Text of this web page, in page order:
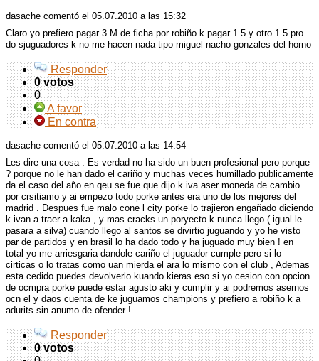
dasache comentó el 05.07.2010 a las 15:32
Claro yo prefiero pagar 3 M de ficha por robiño k pagar 1.5 y otro 1.5 pro
do sjuguadores k no me hacen nada tipo miguel nacho gonzales del horno
Responder
0 votos
0
A favor
En contra
dasache comentó el 05.07.2010 a las 14:54
Les dire una cosa . Es verdad no ha sido un buen profesional pero porque
? porque no le han dado el cariño y muchas veces humillado publicamente
da el caso del año en qeu se fue que dijo k iva aser moneda de cambio
por crsitiamo y ai empezo todo porke antes era uno de los mejores del
madrid . Despues fue malo cone l city porke lo trajieron engañado diciendo
k ivan a traer a kaka , y mas cracks un poryecto k nunca llego ( igual le
pasara a silva) cuando llego al santos se divirtio juguando y yo he visto
par de partidos y en brasil lo ha dado todo y ha juguado muy bien ! en
total yo me arriesgaria dandole cariño el juguador cumple pero si lo
cirticas o lo tratas como uan mierda el ara lo mismo con el club , Ademas
esta cedido puedes devolverlo kuando kieras eso si yo cesion con opcion
de ocmpra porke puede estar agusto aki y cumplir y ai podremos asernos
ocn el y daos cuenta de ke juguamos champions y prefiero a robiño k a
adurits sin anumo de ofender !
Responder
0 votos